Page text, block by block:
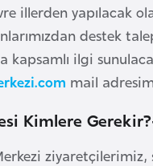
illerden yapılacak
destek
kapsamlı ilgi
mail
Kimlere